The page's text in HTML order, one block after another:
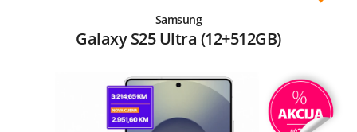
Samsung
Galaxy S25 Ultra (12+512GB)